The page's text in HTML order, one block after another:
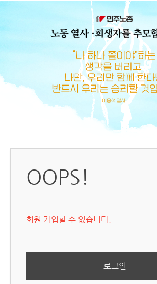
메뉴 건너뛰기
OOPS!
회원 가입할 수 없습니다.
로그인